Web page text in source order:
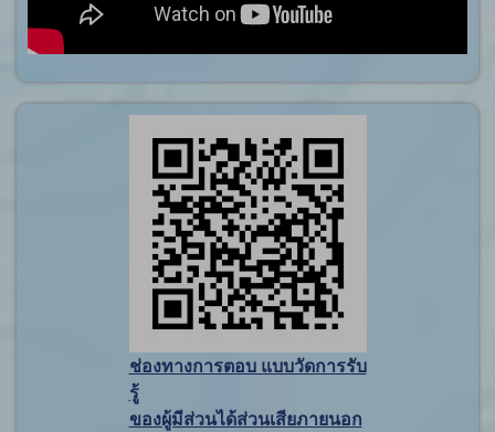
ช่องทางการตอบ แบบวัดการรับ
รู้
ของผู้มีส่วนได้ส่วนเสียภายนอก